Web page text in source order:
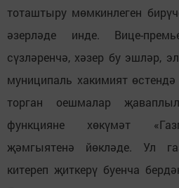
тоташтыру мөмкинлеген
әзерләде инде. Вице-
сүзләренчә, хәзер бу эшләр,
муниципаль хакимият өстендә
торган оешмалар
функцияне хөкүмәт
җәмгыятенә йөкләде. Ул
китереп җиткерү буенча